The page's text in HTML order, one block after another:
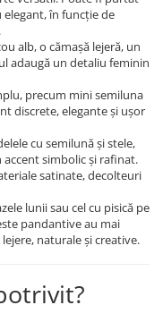
în funcție de
alb, o cămașă lejeră, un
adaugă un detaliu feminin
precum mini semiluna
discrete, elegante și ușor
cu semilună și stele,
accent simbolic și rafinat.
satinate, decolteuri
lunii sau cel cu pisică pe
pandantive au mai
naturale și creative.